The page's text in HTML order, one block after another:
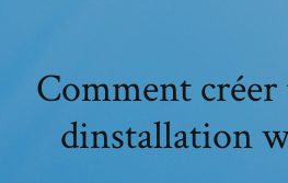
Comment créer
dinstallation